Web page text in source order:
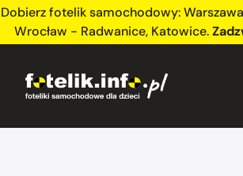
Dobierz fotelik samochodowy:Warszawa
Wrocław - Radwanice, Katowice.